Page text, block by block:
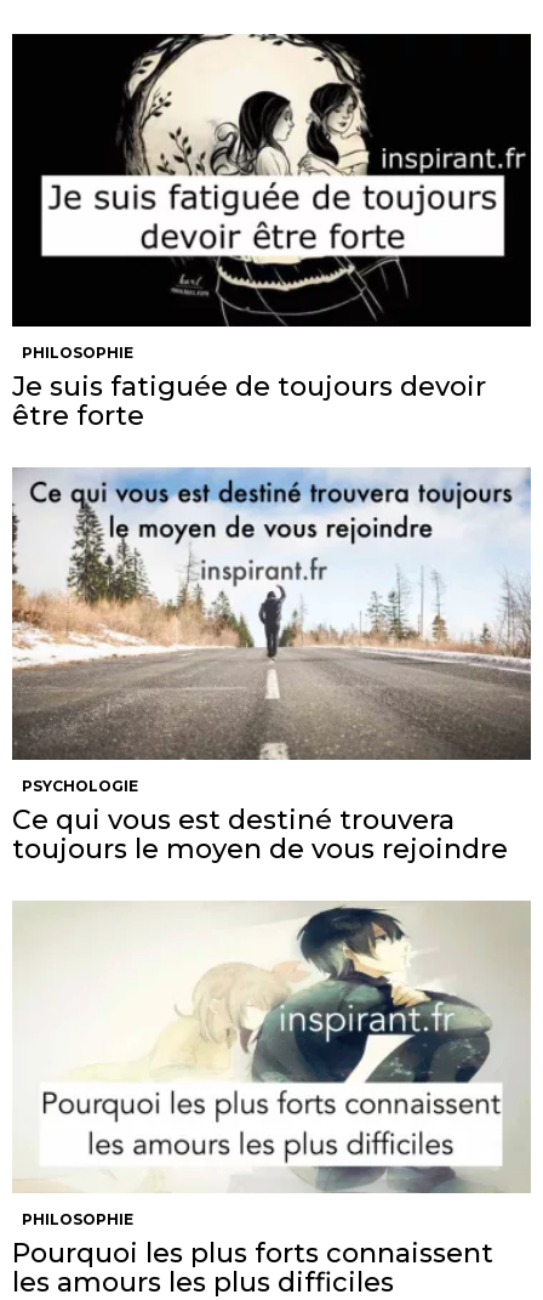
PHILOSOPHIE
Je suis fatiguée de toujours devoir
être forte
PSYCHOLOGIE
Ce qui vous est destiné trouvera
toujours le moyen de vous rejoindre
PHILOSOPHIE
Pourquoi les plus forts connaissent
les amours les plus difficiles